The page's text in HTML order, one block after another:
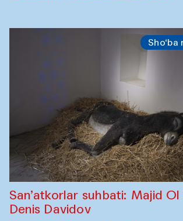
San’atkorlar suhbati: Majid Ol
Denis Davidov